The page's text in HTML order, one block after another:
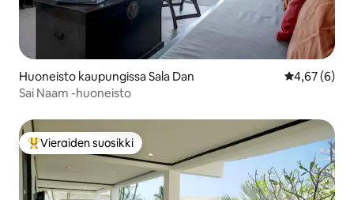
Huoneisto kaupungissa Sala Dan
4,67 (6)
Sai Naam -huoneisto
Vieraiden suosikkien parhaimmistoa
Vieraiden suosikki